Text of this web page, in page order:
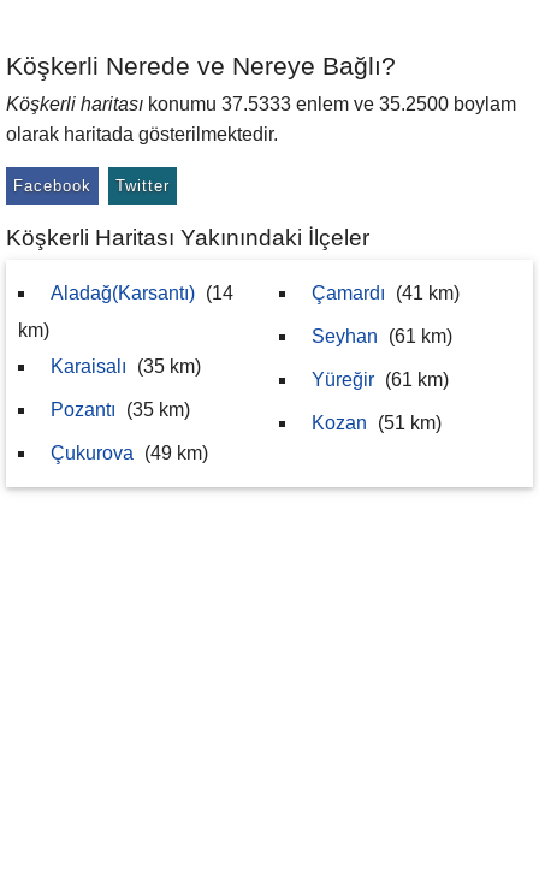
Köşkerli Nerede ve Nereye Bağlı?
Köşkerli haritası konumu 37.5333 enlem ve 35.2500 boylam
olarak haritada gösterilmektedir.
Facebook Twitter
Köşkerli Haritası Yakınındaki İlçeler
Aladağ(Karsantı) (14
km)
Karaisalı
(35 km)
Pozantı (35 km)
Çukurova (49 km)
Çamardı (41 km)
Seyhan (61 km)
Yüreğir (61 km)
Kozan (51 km)